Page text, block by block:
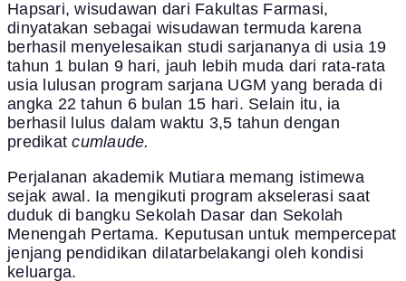
Hapsari, wisudawan dari Fakultas Farmasi,
dinyatakan sebagai wisudawan termuda karena
berhasil menyelesaikan studi sarjananya di usia 19
tahun 1 bulan 9 hari, jauh lebih muda dari rata-rata
usia lulusan program sarjana UGM yang berada di
angka 22 tahun 6 bulan 15 hari. Selain itu, ia
berhasil lulus dalam waktu 3,5 tahun dengan
predikatcumlaude.
Perjalanan akademik Mutiara memang istimewa
sejak awal. Ia mengikuti program akselerasi saat
duduk di bangku Sekolah Dasar dan Sekolah
Menengah Pertama. Keputusan untuk mempercepat
jenjang pendidikan dilatarbelakangi oleh kondisi
keluarga.